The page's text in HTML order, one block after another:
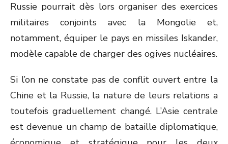
Russie pourrait dès lors organiser des exercices
militaires conjoints avec la Mongolie et,
notamment, équiper le pays en missiles Iskander,
modèle capable de charger des ogives nucléaires.
Si l’on ne constate pas de conflit ouvert entre la
Chine et la Russie, la nature de leurs relations a
toutefois graduellement changé. L’Asie centrale
est devenue un champ de bataille diplomatique,